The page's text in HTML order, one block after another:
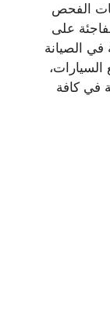
الفحص
على
في الصيانة
في كافة